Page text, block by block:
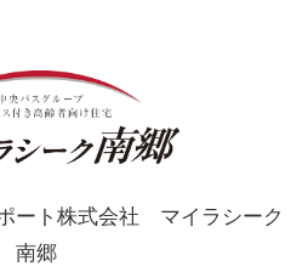
ート株式会社 マイラシーク
南郷